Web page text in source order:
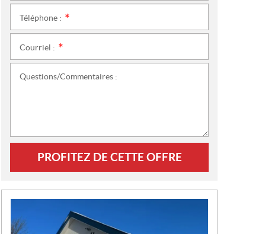
Téléphone :
Courriel :
Questions/Commentaires :
PROFITEZ DE CETTE OFFRE
O